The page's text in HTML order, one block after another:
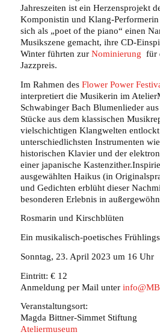
Jahreszeiten ist ein Herzensprojekt
Komponistin und Klang-Performerin
sich als „poet of the piano“ einen
Musikszene gemacht, ihre CD-
Winter führten zur Nominierung für
Jazzpreis.
Im Rahmen des Flower Power
interpretiert die Musikerin im
Schwabinger Bach Blumenlieder
Stücke aus dem klassischen
vielschichtigen Klangwelten entlockt
unterschiedlichsten Instrumenten
historischen Klavier und der
einer japanische
ausgewählten Haikus (in
und Gedichten erblüht dieser
besonderen Erlebnis in
Rosmarin und Kirschblüten
Ein musikalisch-poetisches
Sonntag, 23. April 2023 um 16 Uhr
Eintritt: € 12
Anmeldung per Mail unter
Veranstaltungsort:
Magda Bittner-Simmet Stiftung
Ateliermuseum